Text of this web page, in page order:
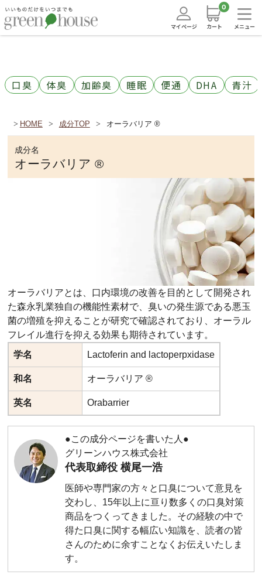
マイページ カート
0
メニュー
口臭 体臭 加齢臭 睡眠 便通 DHA 青汁
HOME 成分TOP オーラバリア ®
成分名
オーラバリア ®
オーラバリアとは、口内環境の改善を目的として開発され
た森永乳業独自の機能性素材で、臭いの発生源である悪玉
菌の増殖を抑えることが研究で確認されており、オーラル
フレイル進行を抑える効果も期待されています。
学名
Lactoferin and lactoperpxidase
和名 オーラバリア ®
英名 Orabarrier
●この成分ページを書いた人●
グリーンハウス株式会社
代表取締役 横尾一浩
医師や専門家の方々と口臭について意見を
交わし、15年以上に亘り数多くの口臭対策
商品をつくってきました。その経験の中で
得た口臭に関する幅広い知識を、読者の皆
さんのために余すことなくお伝えいたしま
す。